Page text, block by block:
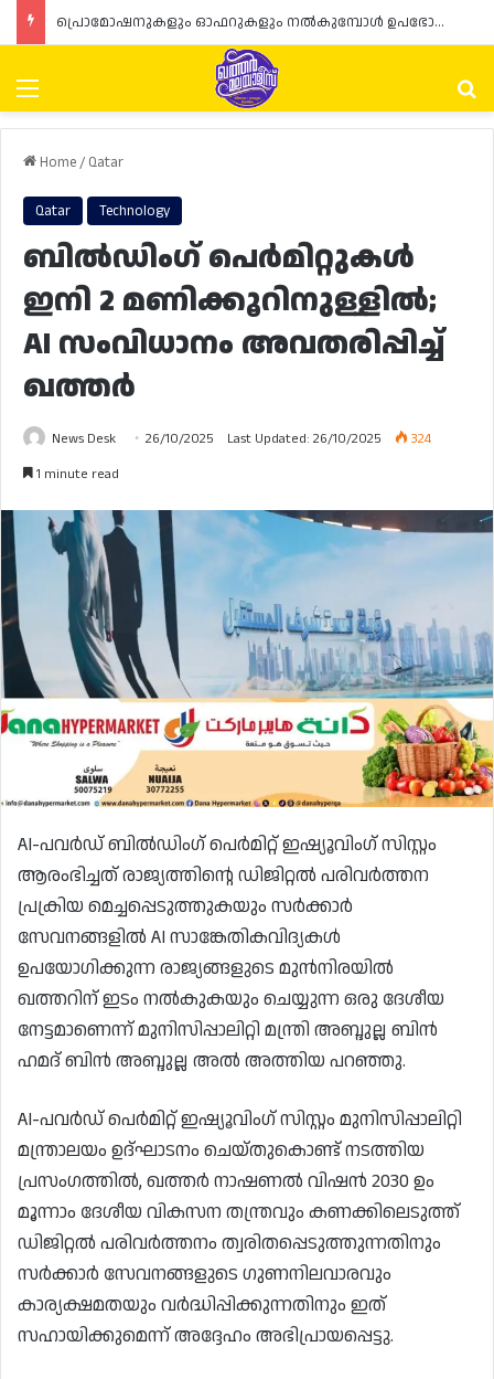
പ്രൊമോഷനുകളും ഓഫറുകളും നൽകുമ്പോൾ ഉപഭോക്താക്കളുടെ അവകാശങ്ങൾ ഉറപ്പാക്കണമെന്ന് ഖത്തർ വാണിജ്യ വ്യവസായ മന്ത്രാലയത്തിന്റെ (MoCI) നിർദ്ദേശം
Menu
Home/ Qatar
Qatar Technology
ബിൽഡിംഗ് പെർമിറ്റുകൾ
ഇനി 2 മണിക്കൂറിനുള്ളിൽ;
AI സംവിധാനം അവതരിപ്പിച്ച്
ഖത്തർ
News Desk 26/10/2025 Last Updated: 26/10/2025
324
1 minute read
AI-പവർഡ് ബിൽഡിംഗ് പെർമിറ്റ് ഇഷ്യൂവിംഗ് സിസ്റ്റം
ആരംഭിച്ചത് രാജ്യത്തിന്റെ ഡിജിറ്റൽ പരിവർത്തന
പ്രക്രിയ മെച്ചപ്പെടുത്തുകയും സർക്കാർ
സേവനങ്ങളിൽ AI സാങ്കേതികവിദ്യകൾ
ഉപയോഗിക്കുന്ന രാജ്യങ്ങളുടെ മുൻനിരയിൽ
ഖത്തറിന് ഇടം നൽകുകയും ചെയ്യുന്ന ഒരു ദേശീയ
നേട്ടമാണെന്ന് മുനിസിപ്പാലിറ്റി മന്ത്രി അബ്ദുല്ല ബിൻ
ഹമദ് ബിൻ അബ്ദുല്ല അൽ അത്തിയ പറഞ്ഞു.
AI-പവർഡ് പെർമിറ്റ് ഇഷ്യൂവിംഗ് സിസ്റ്റം മുനിസിപ്പാലിറ്റി
മന്ത്രാലയം ഉദ്ഘാടനം ചെയ്തുകൊണ്ട് നടത്തിയ
പ്രസംഗത്തിൽ, ഖത്തർ നാഷണൽ വിഷൻ 2030 ഉം
മൂന്നാം ദേശീയ വികസന തന്ത്രവും കണക്കിലെടുത്ത്
ഡിജിറ്റൽ പരിവർത്തനം ത്വരിതപ്പെടുത്തുന്നതിനും
സർക്കാർ സേവനങ്ങളുടെ ഗുണനിലവാരവും
കാര്യക്ഷമതയും വർദ്ധിപ്പിക്കുന്നതിനും ഇത്
സഹായിക്കുമെന്ന് അദ്ദേഹം അഭിപ്രായപ്പെട്ടു.